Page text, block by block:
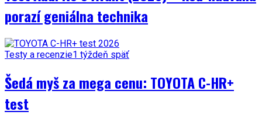
porazí geniálna technika
Testy a recenzie1 týždeň späť
Šedá myš za mega cenu: TOYOTA C-HR+
test